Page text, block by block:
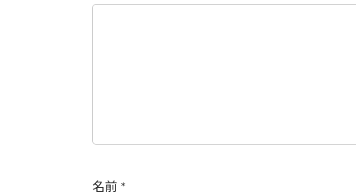
名前 *